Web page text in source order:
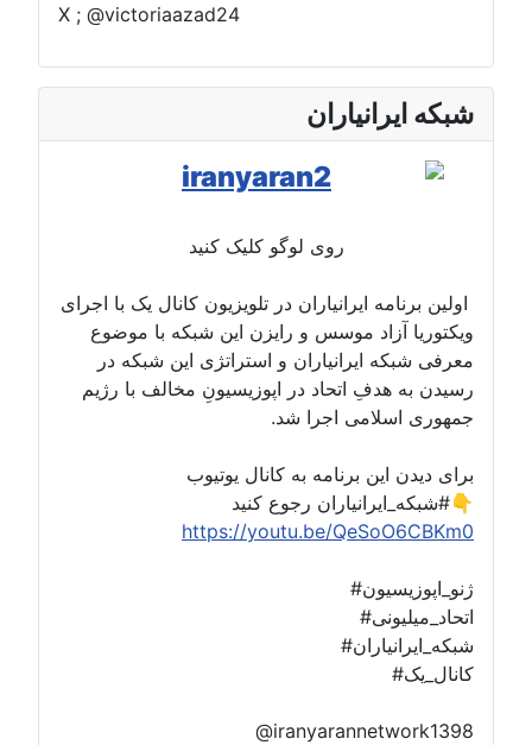
X ; @victoriaazad24
شبکه ایرانیاران
روی لوگو کلیک کنید
اولین برنامه ایرانیاران در تلویزیون کانال یک با اجرای
ویکتوریا آزاد موسس و رایزن این شبکه با موضوع
معرفی شبکه ایرانیاران و استراتژی این شبکه در
رسیدن به هدفِ اتحاد در اپوزیسیونِ مخالف با رژیم
جمهوری اسلامی اجرا شد.
برای دیدن این برنامه به کانال یوتیوب
#شبکه_ایرانیاران رجوع کنید👇
https://youtu.be/QeSoO6CBKm0
#ژنو_اپوزیسیون
#اتحاد_میلیونی
#شبکه_ایرانیاران
#کانال_یک
@iranyarannetwork1398